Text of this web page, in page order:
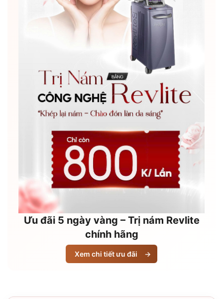
Ưu đãi 5 ngày vàng – Trị nám Revlite
chính hãng
Xem chi tiết ưu đãi →